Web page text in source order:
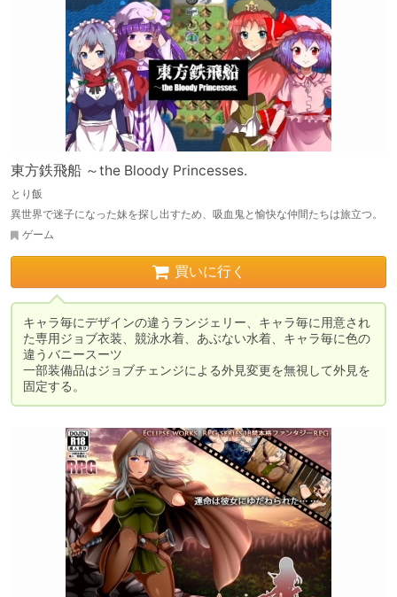
東方鉄飛船 ～the Bloody Princesses.
とり飯
異世界で迷子になった妹を探し出すため、吸血鬼と愉快な仲間たちは旅立つ。
ゲーム
買いに行く
キャラ毎にデザインの違うランジェリー、キャラ毎に用意され
た専用ジョブ衣装、競泳水着、あぶない水着、キャラ毎に色の
違うバニースーツ
一部装備品はジョブチェンジによる外見変更を無視して外見を
固定する。